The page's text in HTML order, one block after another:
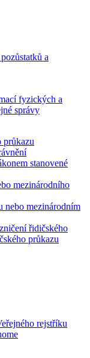
a
fyzických a
správy
průkazu
stanovené
mezinárodního
nebo mezinárodním
řidičského
průkazu
rejstříku